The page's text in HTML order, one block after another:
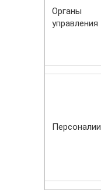
Органы
управления
Персоналии